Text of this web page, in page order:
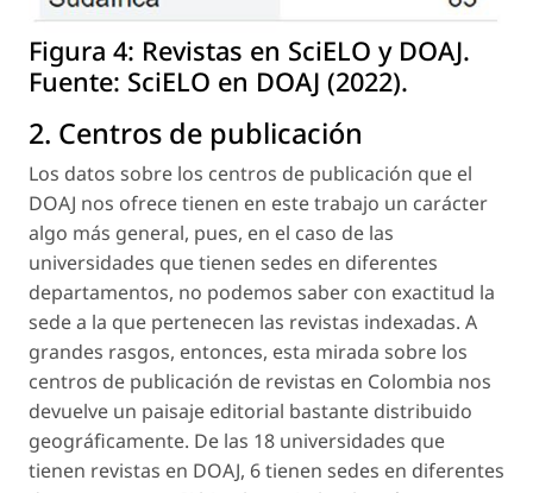
Figura 4: Revistas en SciELO y DOAJ.
Fuente: SciELO en DOAJ (2022).
2. Centros de publicación
Los datos sobre los centros de publicación que el
DOAJ nos ofrece tienen en este trabajo un carácter
algo más general, pues, en el caso de las
universidades que tienen sedes en diferentes
departamentos, no podemos saber con exactitud la
sede a la que pertenecen las revistas indexadas. A
grandes rasgos, entonces, esta mirada sobre los
centros de publicación de revistas en Colombia nos
devuelve un paisaje editorial bastante distribuido
geográficamente. De las 18 universidades que
tienen revistas en DOAJ, 6 tienen sedes en diferentes